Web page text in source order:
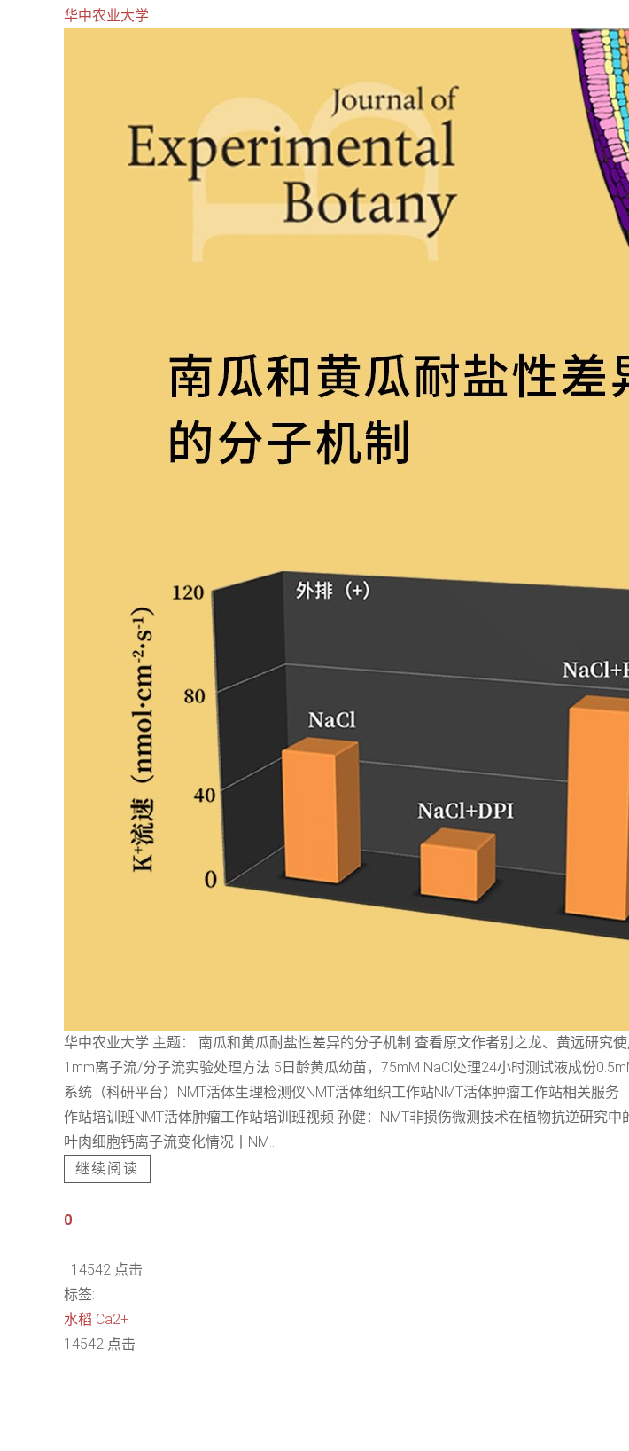
华中农业大学
华中农业大学 主题： 南瓜和黄瓜耐盐性差异的分子机制 查看原文作者别之龙、黄远研究
1mm离子流/分子流实验处理方法 5日龄黄瓜幼苗，75mM NaCl处理24小时测试液成份
系统（科研平台）NMT活体生理检测仪NMT活体组织工作站NMT活体肿瘤工作站相关服
作站培训班NMT活体肿瘤工作站培训班视频 孙健：NMT非损伤微测技术在植物抗逆研究
叶肉细胞钙离子流变化情况丨NM...
继续阅读
0
14542 点击
标签:
水稻 Ca2+
14542 点击